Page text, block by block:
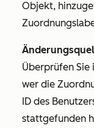
Objekt,
Überprüfen Sie
wer die
ID des
stattgefunden